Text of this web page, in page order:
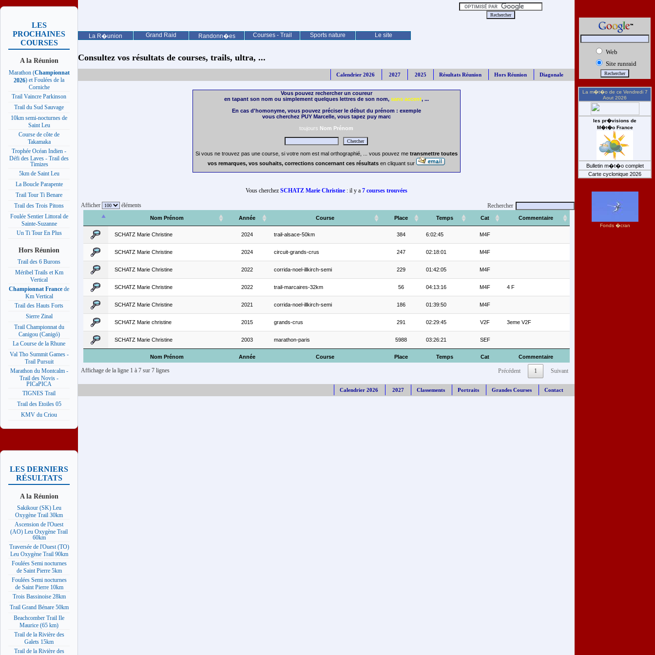
La R�union Grand Raid Randonn�es Courses - Trail Sports nature Le site
LES
PROCHAINES
COURSES
A la Réunion
Marathon (Championnat
2026) et Foulées de la
Corniche
Trail Vaincre Parkinson
Trail du Sud Sauvage
10km semi-nocturnes de
Saint Leu
Course de côte de
Takamaka
Trophée Océan Indien -
Défi des Laves - Trail des
Timizes
5km de Saint Leu
La Boucle Parapente
Trail Tour Ti Benare
Trail des Trois Pitons
Foulée Sentier Littoral de
Sainte-Suzanne
Un Ti Tour En Plus
Hors Réunion
Trail des 6 Burons
Méribel Trails et Km
Vertical
Championnat France de
Km Vertical
Trail des Hauts Forts
Sierre Zinal
Trail Championnat du
Canigou (Canigó)
La Course de la Rhune
Val Tho Summit Games -
Trail Pursuit
Marathon du Montcalm -
Trail des Novis -
PICaPICA
TIGNES Trail
Trail des Etoiles 05
KMV du Criou
LES DERNIERS
RÉSULTATS
A la Réunion
Sakikour (SK) Leu
Oxygène Trail 30km
Ascension de l'Ouest
(AO) Leu Oxygène Trail
60km
Traversée de l'Ouest (TO)
Leu Oxygène Trail 90km
Foulées Semi nocturnes
de Saint Pierre 5km
Foulées Semi nocturnes
de Saint Pierre 10km
Trois Bassinoise 28km
Trail Grand Bénare 50km
Beachcomber Trail Ile
Maurice (65 km)
Trail de la Rivière des
Galets 15km
Trail de la Rivière des
Consultez vos résultats de courses, trails, ultra, ...
Calendrier 2026 2027 2025 Résultats Réunion Hors Réunion Diagonale
Vous pouvez rechercher un coureur
en tapant son nom ou simplement quelques lettres de son nom, sans accent, ...
En cas d'homonyme, vous pouvez préciser le début du prénom : exemple
vous cherchez PUY Marcelle, vous tapez puy marc
toujours Nom Prénom
Si vous ne trouvez pas une course, si votre nom est mal orthographié, ... vous pouvez me transmettre toutes
vos remarques, vos souhaits, corrections concernant ces résultats en cliquant sur
Vous cherchez SCHATZ Marie Christine: il y a 7 courses trouvées
Afficher éléments Rechercher
Nom Prénom Année Course Place Temps Cat Commentaire
Nom Prénom Année Course Place Temps Cat Commentaire
SCHATZ Marie Christine 2024 trail-alsace-50km 384 6:02:45 M4F
SCHATZ Marie Christine 2024 circuit-grands-crus 247 02:18:01 M4F
SCHATZ Marie Christine 2022 corrida-noel-illkirch-semi 229 01:42:05 M4F
SCHATZ Marie Christine 2022 trail-marcaires-32km 56 04:13:16 M4F 4 F
SCHATZ Marie Christine 2021 corrida-noel-illkirch-semi 186 01:39:50 M4F
SCHATZ Marie christine 2015 grands-crus 291 02:29:45 V2F 3eme V2F
SCHATZ Marie Christine 2003 marathon-paris 5988 03:26:21 SEF
Affichage de la ligne 1 à 7 sur 7 lignes Précédent 1 Suivant
Calendrier 2026 2027 Classements Portraits Grandes Courses Contact
Web
Site runraid
La m�t�o de ce Vendredi 7
Aout 2026
les pr�visions de
M�t�o France
Bulletin m�t�o complet
Carte cyclonique 2026
Fonds �cran